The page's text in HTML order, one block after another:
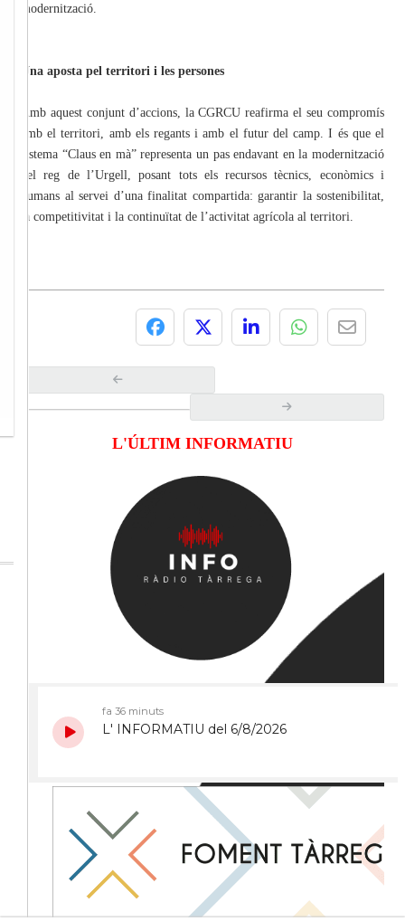
modernització.
Una aposta pel territori i les persones
Amb aquest conjunt d’accions, la CGRCU reafirma el seu compromís
amb el territori, amb els regants i amb el futur del camp. I és que el
sistema “Claus en mà” representa un pas endavant en la modernització
del reg de l’Urgell, posant tots els recursos tècnics, econòmics i
humans al servei d’una finalitat compartida: garantir la sostenibilitat,
la competitivitat i la continuïtat de l’activitat agrícola al territori.
L'ÚLTIM INFORMATIU